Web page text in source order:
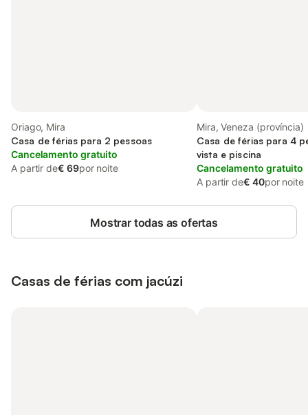
Oriago, Mira
Casa de férias para 2 pessoas
Cancelamento gratuito
A partir de€ 69por noite
Mira, Veneza (província)
Casa de férias para 4
vista e piscina
Cancelamento gratuito
A partir de€ 40por noite
Mostrar todas as ofertas
Casas de férias com jacúzi